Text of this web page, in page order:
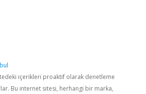
içerikleri proaktif olarak denetleme
Bu internet sitesi, herhangi bir marka,